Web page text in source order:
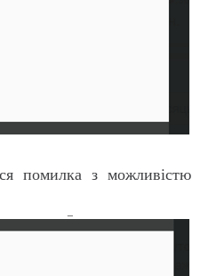
помилка з можливістю